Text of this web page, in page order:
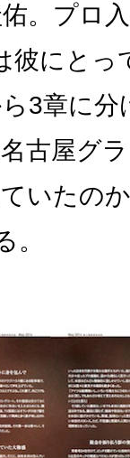
。プロ
彼にとっ
3章に
古屋グ
いたの
。